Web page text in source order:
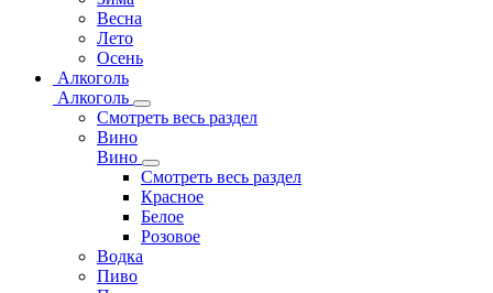
Весна
Лето
Осень
Алкоголь
Алкоголь
Смотреть весь раздел
Вино
Вино
Смотреть весь раздел
Красное
Белое
Розовое
Водка
Пиво